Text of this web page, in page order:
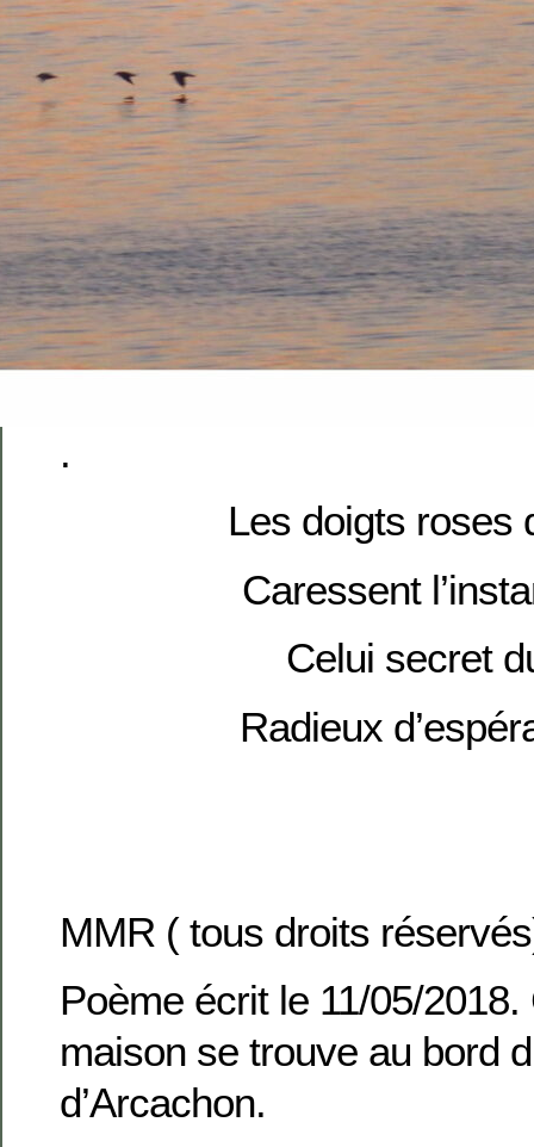
.
Les doigts roses
Caressent
Celui secret
Radieux
MMR ( tous droits
Poème écrit le 11/05/
maison se trouve au bord
d’Arcachon.